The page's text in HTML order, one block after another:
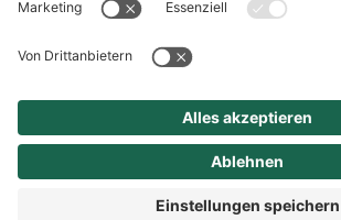
Intranet
Intranet der